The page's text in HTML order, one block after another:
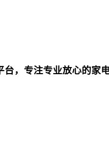
，专注专业放心的家